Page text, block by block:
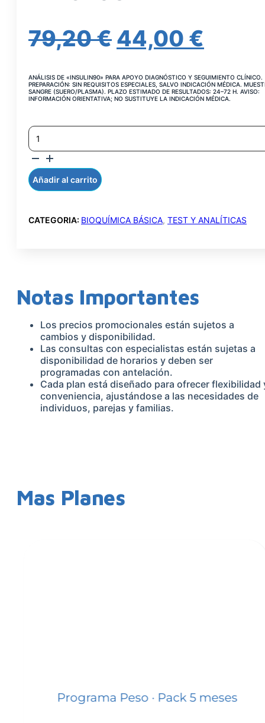
79,20€ EL
ORIGINAL
79,20 €.
44,00 €
ANÁLISIS DE «INSULIN90» PARA APOYO DIAGNÓSTICO Y SEGUIMIENTO CLÍNICO.
PREPARACIÓN: SIN REQUISITOS ESPECIALES, SALVO INDICACIÓN MÉDICA.
SANGRE (SUERO/PLASMA). PLAZO ESTIMADO DE RESULTADOS: 24–72 H. AVISO:
INFORMACIÓN ORIENTATIVA; NO SUSTITUYE LA INDICACIÓN MÉDICA.
INSULINA
A
LOS
90
MINUTOS
CANTIDAD
Añadir al carrito
CATEGORIA: BIOQUÍMICA BÁSICA, TEST Y ANALÍTICAS
Notas Importantes
Los precios promocionales están sujetos a
cambios y disponibilidad.
Las consultas con especialistas están sujetas a
disponibilidad de horarios y deben ser
programadas con antelación.
Cada plan está diseñado para ofrecer flexibilidad
conveniencia, ajustándose a las necesidades de
individuos, parejas y familias.
Mas Planes
Programa Peso · Pack 5 meses